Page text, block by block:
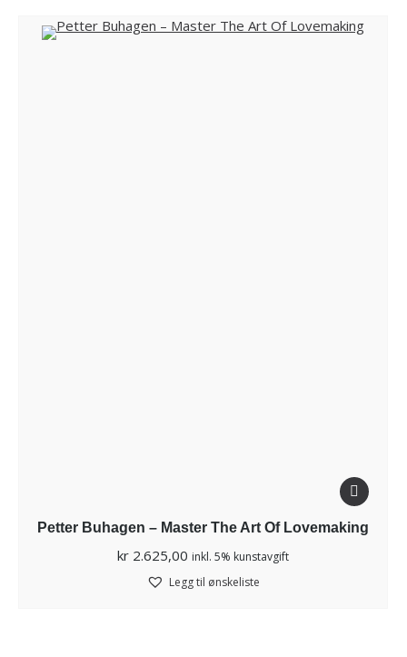
Petter Buhagen – Master The Art Of Lovemaking
kr 2.625,00 inkl. 5% kunstavgift
Legg til ønskeliste